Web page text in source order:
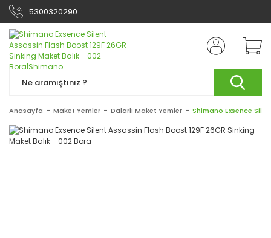
5300320290
Anasayfa Maket Yemler Dalarlı Maket Yemler Shimano Exsence